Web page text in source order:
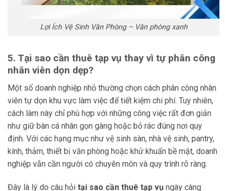
Lợi Ích Vệ Sinh Văn Phòng – Văn phòng xanh
5. Tại sao cần thuê tạp vụ thay vì tự phân công
nhân viên dọn dẹp?
Một số doanh nghiệp nhỏ thường chọn cách phân công nhân
viên tự dọn khu vực làm việc để tiết kiệm chi phí. Tuy nhiên,
cách làm này chỉ phù hợp với những công việc rất đơn giản
như giữ bàn cá nhân gọn gàng hoặc bỏ rác đúng nơi quy
định. Với các hạng mục như vệ sinh sàn, nhà vệ sinh, pantry,
kính, thảm, thiết bị văn phòng hoặc khử khuẩn bề mặt, doanh
nghiệp vẫn cần người có chuyên môn và quy trình rõ ràng.
Đây là lý do câu hỏi tại sao cần thuê tạp vụ ngày càng